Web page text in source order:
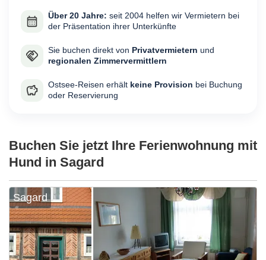
Über 20 Jahre: seit 2004 helfen wir Vermietern bei
der Präsentation ihrer Unterkünfte
Sie buchen direkt von Privatvermietern und
regionalen Zimmervermittlern
Ostsee-Reisen erhält keine Provision bei Buchung
oder Reservierung
Buchen Sie jetzt Ihre Ferienwohnung mit
Hund in Sagard
Sagard